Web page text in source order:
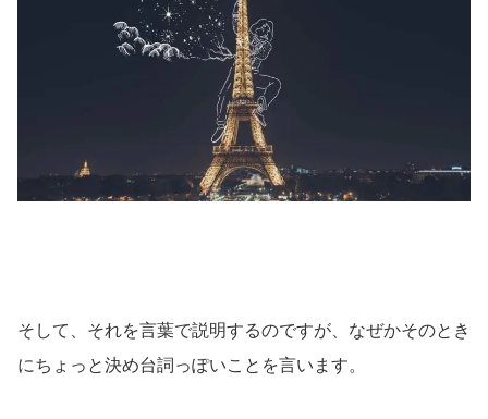
そして、それを言葉で説明するのですが、なぜかそのとき
にちょっと決め台詞っぽいことを言います。